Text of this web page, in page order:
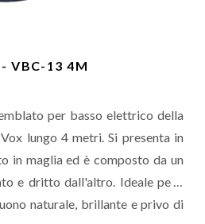
VBC-13 4M
per basso elettrico della
lungo 4 metri. Si presenta in
in maglia ed è composto da un
e dritto dall'altro. Ideale per i
naturale, brillante e privo di